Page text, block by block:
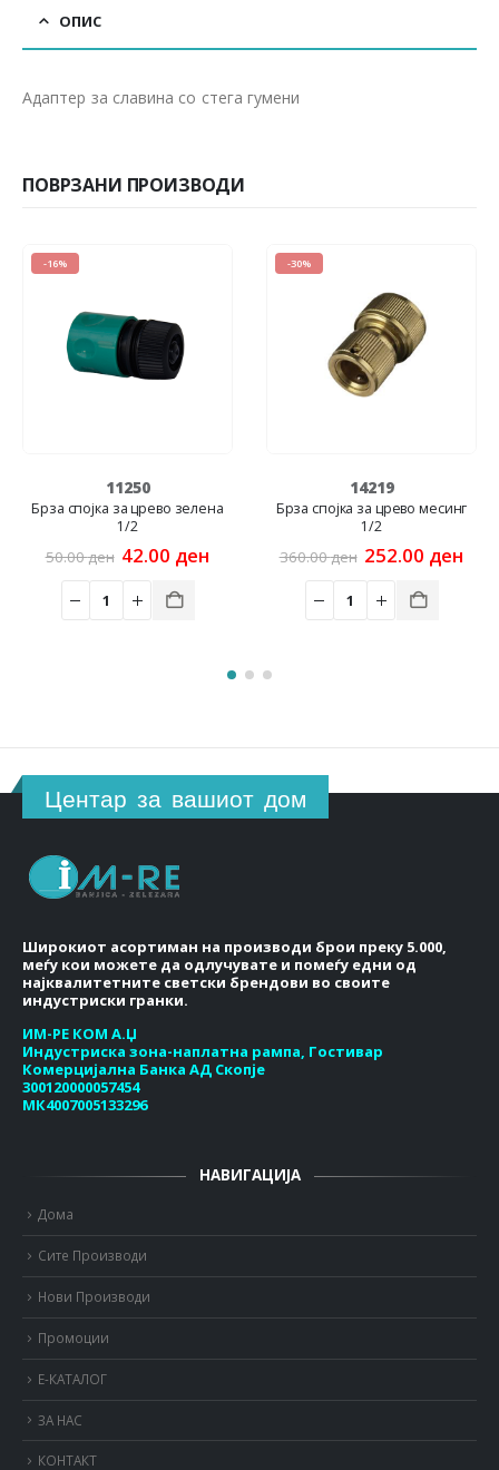
ОПИС
Адаптер за славина со стега гумени
ПОВРЗАНИ ПРОИЗВОДИ
-16%
11250
Брза спојка за црево зелена
1/2
50.00ден Original
was:
50.00 ден.
42.00 ден Current
-30%
14219
Брза спојка за црево месинг
1/2
360.00ден Original
was:
360.00 ден.
252.00 ден
Центар за вашиот дом
Широкиот асортиман на производи брои преку 5.000,
меѓу кои можете да одлучувате и помеѓу едни од
најквалитетните светски брендови во своите
индустриски гранки.
ИМ-РЕ КОМ А.Џ
Индустриска зона-наплатна рампа, Гостивар
Комерцијална Банка АД Скопје
300120000057454
МК4007005133296
НАВИГАЦИЈА
Дома
Сите Производи
Нови Производи
Промоции
Е-КАТАЛОГ
ЗА НАС
КОНТАКТ